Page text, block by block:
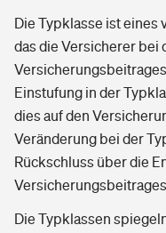
Die Typklasse ist eines
das die Versicherer bei
Einstufung in der
dies auf den
Veränderung bei der
Rückschluss über die
Versicherungsbeitrages
Die Typklassen